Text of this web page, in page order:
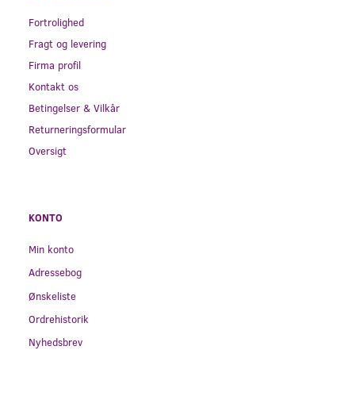
Fortrolighed
Fragt og levering
Firma profil
Kontakt os
Betingelser & Vilkår
Returneringsformular
Oversigt
KONTO
Min konto
Adressebog
Ønskeliste
Ordrehistorik
Nyhedsbrev